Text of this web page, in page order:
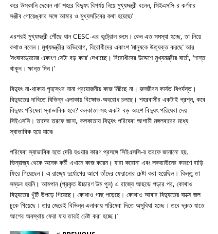
করে উসকানি দেবেন না৷’ শহরে বিদ্যুৎ বিপর্যয় নিয়ে মুখ্যমন্ত্রী বলেন, সিইএসসি-র কর্ণধার
সঞ্জীব গোয়েঙ্কার সঙ্গে আমার ও মুখ্যসচিবের কথা হয়েছে৷’
এরপরই মুখ্যমন্ত্রী পৌঁছে যান CESC-এর কন্ট্রোল রুমে। কেন এত সমস্যা হচ্ছে, তা নিয়ে
কথাও বলেন। মুখ্যমন্ত্রীর অভিযোগ, বিরোধীদের একাংশ ‘মানুষকে উত্যক্ত করছে’ আর
‘সংবাদমাধ্য়মের একাংশ সেটা বড় করে’ দেখাচ্ছে। বিরোধীদের উদ্দেশে মুখ্যমন্ত্রীর বার্তা, ‘শান্ত
থাকুন। ক্ষান্ত দিন।’
বিদ্যুৎ না-থাকায় গৃহস্থের নানা প্রয়োজনীয় কাজ মিটছে না। জনজীবন কার্যত বিপর্যস্ত।
বিদ্যুতের দাবিতে বিভিন্ন এলাকায় বিক্ষোভ-অবরোধ চলছে। শহরবাসীর একটাই প্রশ্ন, কবে
বিদ্যুৎ পরিষেবা স্বাভাবিক হবে? কলকাতা-সহ একটা বড় অংশে বিদ্যুৎ পরিষেবা দেয়
সিইএসসি। তাদের তরফে জানা, কলকাতায় বিদ্যুৎ পরিষেবা আগামী মঙ্গলবারের মধ্যে
স্বাভাবিক হয়ে যাবে৷
পরিষেবা স্বাভাবিক হতে দেরি হওয়ার কারণ প্রসঙ্গে সিইএসসি-র তরফে জানানো হয়,
ভিন্‌রাজ্য থেকে অনেক কর্মী এখানে কাজ করেন। যারা করোনা এবং লকডাউনের কারণে বাড়ি
ফিরে গিয়েছেন। এ রাজ্যে দুর্যোগের আগে তাঁদের ফেরানোর চেষ্টা করা হয়েছিল। কিন্তু তা
সম্ভব হয়নি। আমপান (প্রকৃত উচ্চারণ উম পুন) এ রাজ্যে আছড়ে পড়ার পর, কোথাও
বিদ্যুতের খুঁটি উপড়ে গিয়েছে। কোথাও গাছ পড়েছে। কোথাও আবার বিদ্যুতের বাক্সে জল
ঢুকে গিয়েছে। তার জেরেই বিভিন্ন এলাকায় পরিষেবা দিতে অসুবিধা হচ্ছে। তবে দ্রুত যাতে
আগের অবস্থায় ফেরা যায় তারই চেষ্টা করা হচ্ছে।’